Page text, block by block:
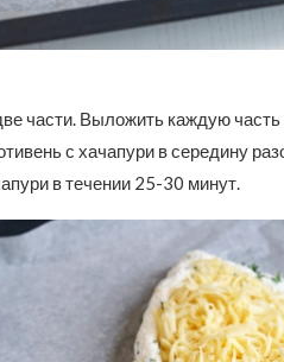
части. Выложить каждую часть
с хачапури в середину
в течении 25-30 минут.